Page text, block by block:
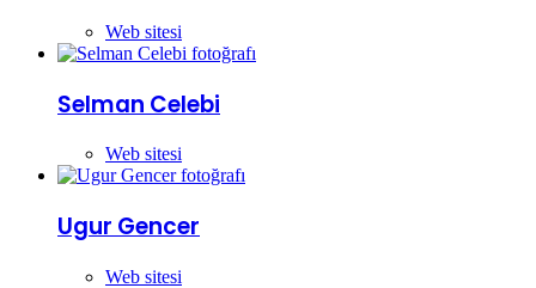
Web sitesi
Selman Celebi
Web sitesi
Ugur Gencer
Web sitesi